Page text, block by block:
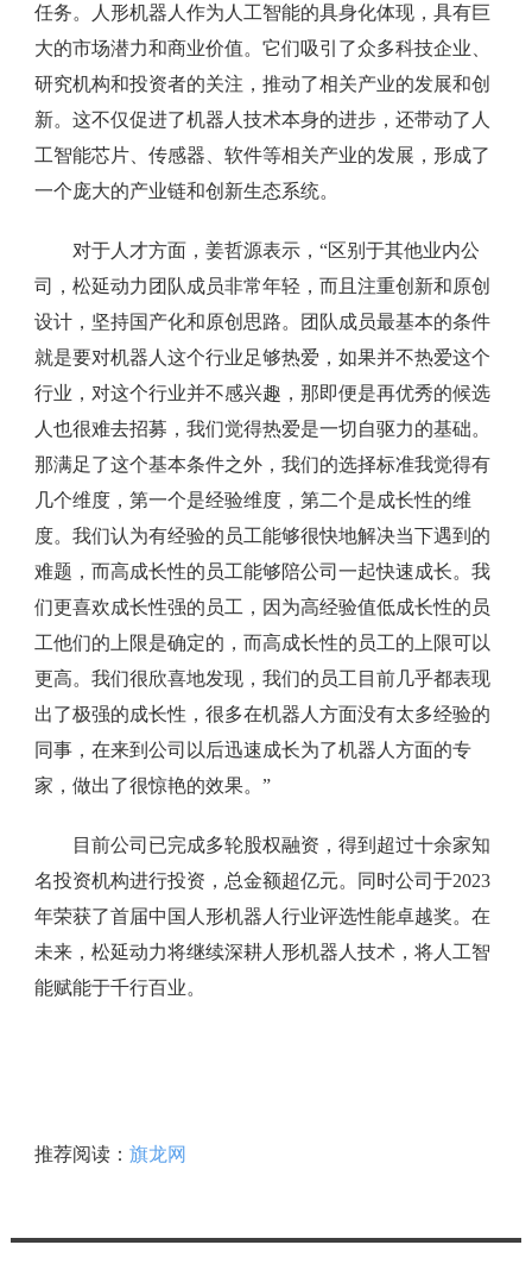
任务。人形机器人作为人工智能的具身化体现，具有巨
大的市场潜力和商业价值。它们吸引了众多科技企业、
研究机构和投资者的关注，推动了相关产业的发展和创
新。这不仅促进了机器人技术本身的进步，还带动了人
工智能芯片、传感器、软件等相关产业的发展，形成了
一个庞大的产业链和创新生态系统。
对于人才方面，姜哲源表示，“区别于其他业内公
司，松延动力团队成员非常年轻，而且注重创新和原创
设计，坚持国产化和原创思路。团队成员最基本的条件
就是要对机器人这个行业足够热爱，如果并不热爱这个
行业，对这个行业并不感兴趣，那即便是再优秀的候选
人也很难去招募，我们觉得热爱是一切自驱力的基础。
那满足了这个基本条件之外，我们的选择标准我觉得有
几个维度，第一个是经验维度，第二个是成长性的维
度。我们认为有经验的员工能够很快地解决当下遇到的
难题，而高成长性的员工能够陪公司一起快速成长。我
们更喜欢成长性强的员工，因为高经验值低成长性的员
工他们的上限是确定的，而高成长性的员工的上限可以
更高。我们很欣喜地发现，我们的员工目前几乎都表现
出了极强的成长性，很多在机器人方面没有太多经验的
同事，在来到公司以后迅速成长为了机器人方面的专
家，做出了很惊艳的效果。”
目前公司已完成多轮股权融资，得到超过十余家知
名投资机构进行投资，总金额超亿元。同时公司于2023
年荣获了首届中国人形机器人行业评选性能卓越奖。在
未来，松延动力将继续深耕人形机器人技术，将人工智
能赋能于千行百业。
推荐阅读： 旗龙网